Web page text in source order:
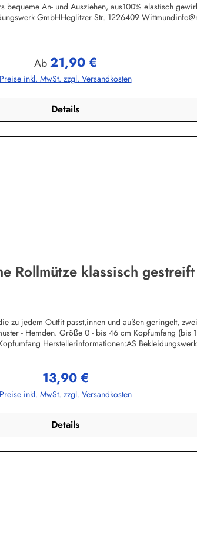
An- und Ausziehen, aus100% elastisch
GmbHHeglitzer Str. 1226409
Regulärer Preis:
Ab21,90 €
Preise inkl. MwSt. zzgl. Versandkosten
Details
Rollmütze klassisch gestreift
zu jedem Outfit passt,innen und außen geringelt,
- Hemden. Größe 0 - bis 46 cm Kopfumfang
Herstellerinformationen:AS
Regulärer Preis:
13,90 €
Preise inkl. MwSt. zzgl. Versandkosten
Details